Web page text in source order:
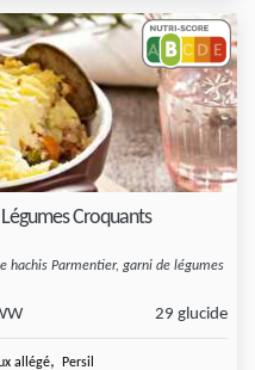
Croquants
hachis Parmentier, garni de légumes
29 glucide
allégé, Persil